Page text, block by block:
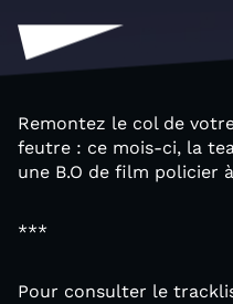
Remontez le col de
feutre : ce mois-ci, la
une B.O de film policier
***
Pour consulter le